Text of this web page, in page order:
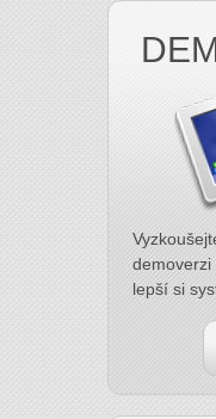
demoverzi
lepší si